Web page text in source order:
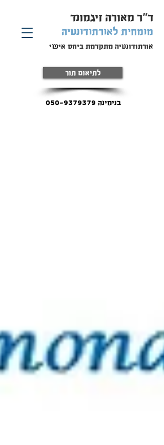
ד"ר מאורה זיגמונד
מומחית לאורתודונטיה
אורתודונטיה מתקדמת ביחס אישי
בנימינה 050-9379379
לתיאום תור